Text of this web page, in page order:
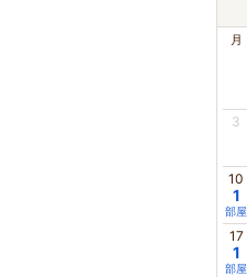
月
3
10
1
部屋
17
1
部屋